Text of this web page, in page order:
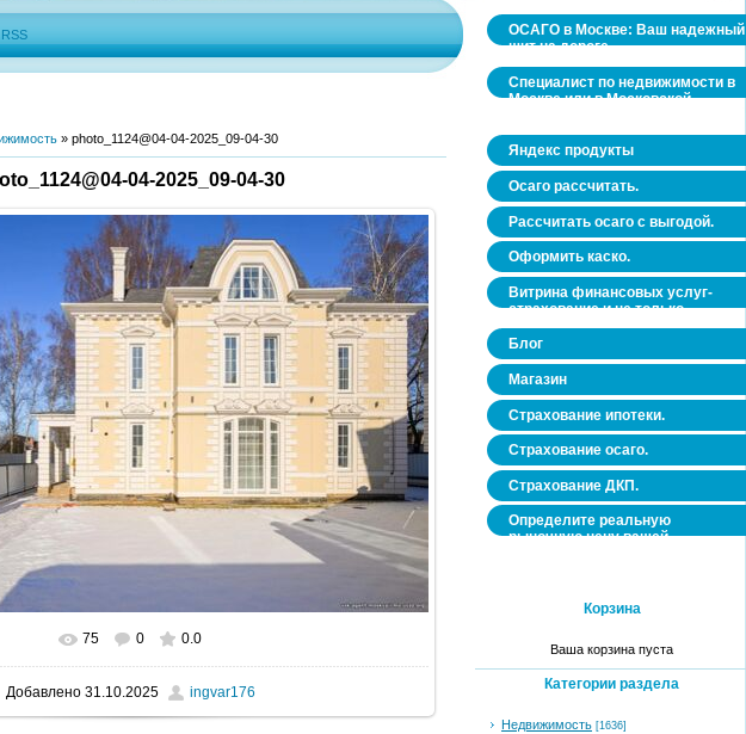
RSS
» photo_1124@04-04-2025_09-04-30
04-2025_09-04-30
В реальном размере 1600x1067
75 0 0.0
Добавлено31.10.2025 ingvar176
ОСАГО в Москве: Ваш надежный
щит на дороге
Специалист по недвижимости в
Москве или в Московской
Яндекс продукты
Осаго рассчитать.
Рассчитать осаго с выгодой.
Оформить каско.
Витрина финансовых услуг-
страхование и не только.
Блог
Магазин
Страхование ипотеки.
Страхование осаго.
Страхование ДКП.
Определите реальную
рыночную цену вашей
Корзина
Ваша корзина пуста
Категории раздела
Недвижимость [1636]